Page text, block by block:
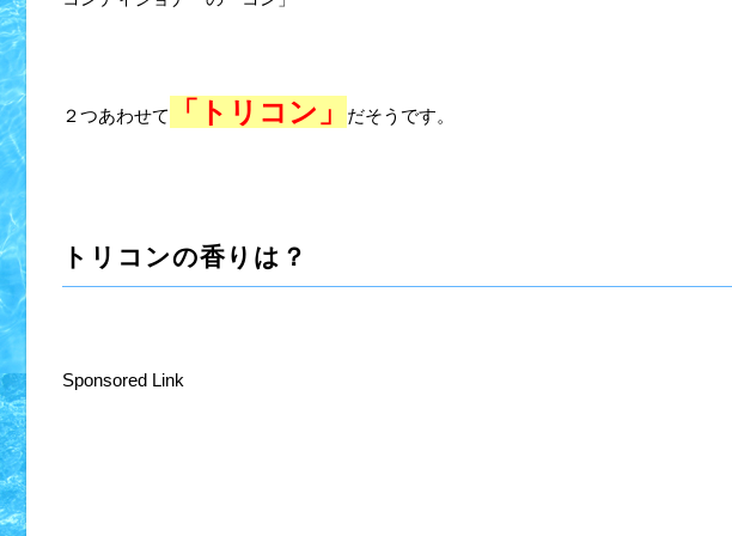
２つあわせて 「トリコン」 だそうです。
トリコンの香りは？
Sponsored Link